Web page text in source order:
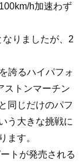
h加速わず
りましたが、2
誇るハイパフォ
ストンマーチン
と同じだけのパフ
う大きな挑戦に
ます。
トが発売される